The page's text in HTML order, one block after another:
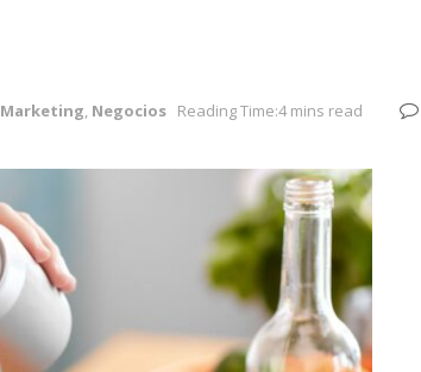
Marketing, Negocios Reading Time:4 mins read